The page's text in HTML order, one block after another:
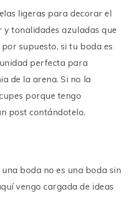
ligeras para decorar el
y tonalidades azuladas que
supuesto, si tu boda es
perfecta para
de la arena. Si no la
porque tengo
post contándotelo.
boda no es una boda sin
vengo cargada de ideas